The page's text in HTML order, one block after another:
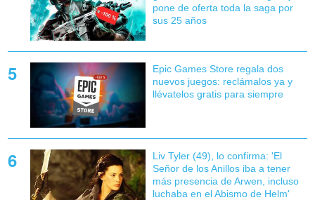
pone de oferta toda la saga por
sus 25 años
Epic Games Store regala dos
nuevos juegos: reclámalos ya y
llévatelos gratis para siempre
Liv Tyler (49), lo confirma: 'El
Señor de los Anillos iba a tener
más presencia de Arwen, incluso
luchaba en el Abismo de Helm'